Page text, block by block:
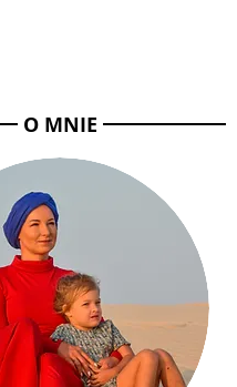
O MNIE